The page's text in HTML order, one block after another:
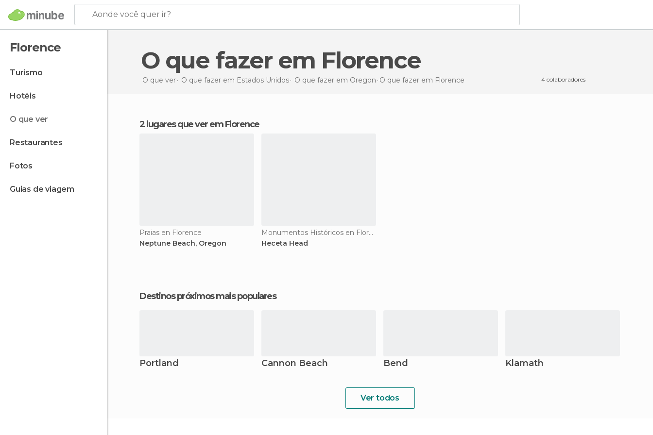
Aonde você quer ir?
Florence
turismo
hotéis
o que ver
restaurantes
fotos
guias de viagem
O que fazer em Florence
O que ver O que fazer em Estados Unidos O que fazer em Oregon O que fazer em Florence 4 colaboradores
2 lugares que ver em Florence
Praias en Florence
Neptune Beach, Oregon
Monumentos Históricos en Florence
Heceta Head
Destinos próximos mais populares
Portland Cannon Beach Bend Klamath
Ver todos